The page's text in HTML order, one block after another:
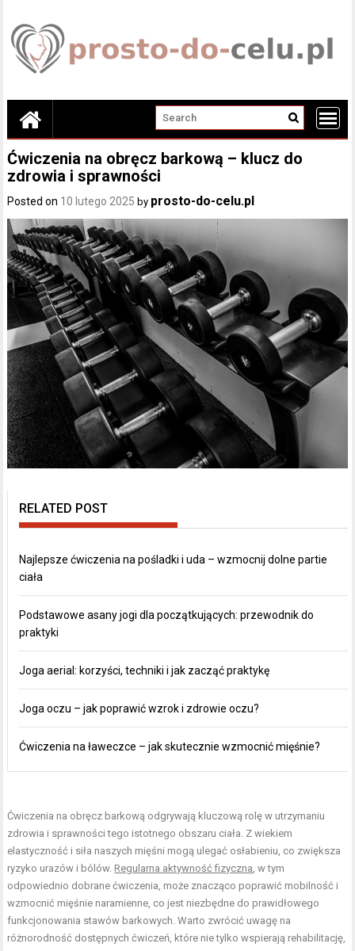
content
Ćwiczenia na obręcz barkową – klucz do
zdrowia i sprawności
Posted on 10 lutego 2025 by prosto-do-celu.pl
RELATED POST
Najlepsze ćwiczenia na pośladki i uda – wzmocnij dolne partie
ciała
Podstawowe asany jogi dla początkujących: przewodnik do
praktyki
Joga aerial: korzyści, techniki i jak zacząć praktykę
Joga oczu – jak poprawić wzrok i zdrowie oczu?
Ćwiczenia na ławeczce – jak skutecznie wzmocnić mięśnie?
Ćwiczenia na obręcz barkową odgrywają kluczową rolę w utrzymaniu
zdrowia i sprawności tego istotnego obszaru ciała. Z wiekiem
elastyczność i siła naszych mięśni mogą ulegać osłabieniu, co zwiększa
ryzyko urazów i bólów. Regularna aktywność fizyczna, w tym
odpowiednio dobrane ćwiczenia, może znacząco poprawić mobilność i
wzmocnić mięśnie naramienne, co jest niezbędne do prawidłowego
funkcjonowania stawów barkowych. Warto zwrócić uwagę na
różnorodność dostępnych ćwiczeń, które nie tylko wspierają rehabilitację,